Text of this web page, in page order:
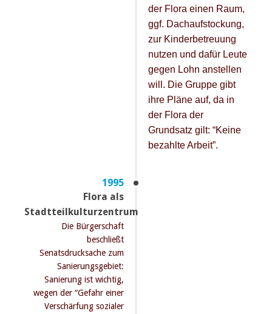
der Flora einen Raum,
ggf. Dachaufstockung,
zur Kinderbetreuung
nutzen und dafür Leute
gegen Lohn anstellen
will. Die Gruppe gibt
ihre Pläne auf, da in
der Flora der
Grundsatz gilt: “Keine
bezahlte Arbeit”.
1995
Flora als
Stadtteilkulturzentrum
Die Bürgerschaft
beschließt
Senatsdrucksache zum
Sanierungsgebiet:
Sanierung ist wichtig,
wegen der “Gefahr einer
Verschärfung sozialer